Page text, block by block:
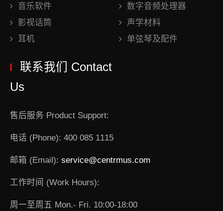
音乐软件
数字音频处理器
影视话筒
声学材料
耳机
单弦琴及配件
联系我们 Contact
Us
售后服务 Product Support:
电话 (Phone): 400 085 1115
邮箱 (Email): service@centrmus.com
工作时间 (Work Hours):
周一至周五 Mon.- Fri. 10:00-18:00